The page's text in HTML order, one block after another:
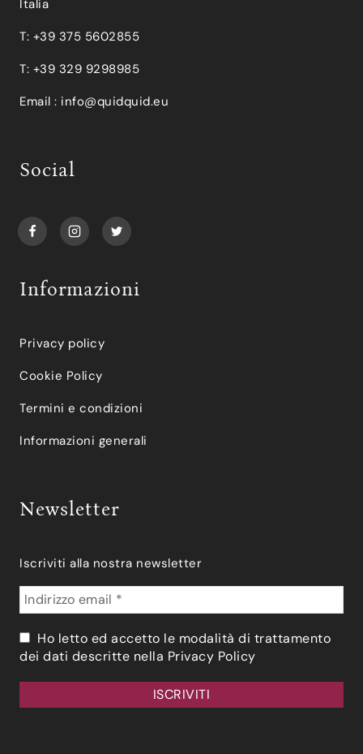
Italia
T: +39 375 5602855
T: +39 329 9298985
Email : info@quidquid.eu
Social
Informazioni
Privacy policy
Cookie Policy
Termini e condizioni
Informazioni generali
Newsletter
Iscriviti alla nostra newsletter
Ho letto ed accetto le modalità di trattamento
dei dati descritte nella Privacy Policy